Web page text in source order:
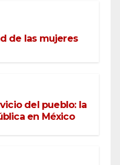
de las mujeres
del pueblo: la
en México